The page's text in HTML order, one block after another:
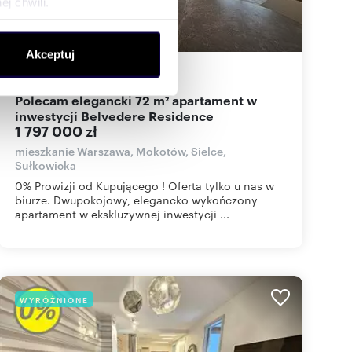
społecznościowym,
od Ciebie lub
Akceptuj
m zł/m
Polecam elegancki 72 m² apartament w
inwestycji Belvedere Residence
1 797 000 zł
mieszkanie Warszawa, Mokotów, Sielce,
Sułkowicka
0% Prowizji od Kupującego ! Oferta tylko u nas w
biurze. Dwupokojowy, elegancko wykończony
apartament w ekskluzywnej inwestycji ...
WYRÓŻNIONE